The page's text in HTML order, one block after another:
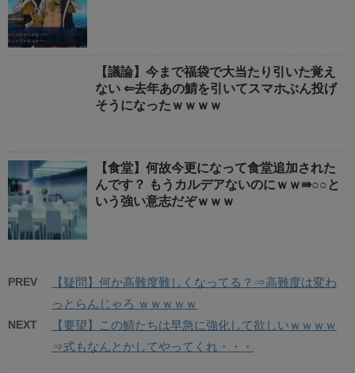
【議論】今まで福袋で大当たり引いた覚え
ない ⇐去年あの鯖を引いてスマホぶん投げ
そうになったｗｗｗｗ
【食堂】何故今更になって食堂追加された
んです？ もうカルデアないのにｗｗ⇛○○と
いう強い意志だぞｗｗｗ
PREV
【疑問】何か高難度難しくなってる？⇒高難度は変わ
っとらんじゃろ ｗｗｗｗｗ
NEXT
【要望】この鯖たちは早急に強化して欲しいｗｗｗｗ
⇒式もなんとかしてやってくれ・・・